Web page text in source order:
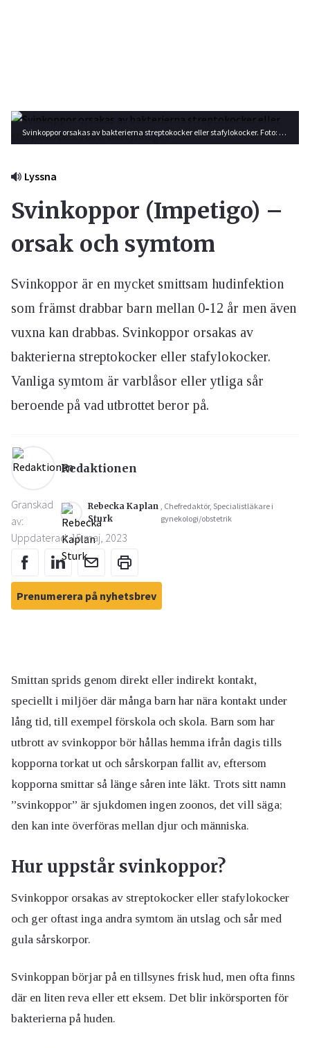
Svinkoppor orsakas av bakterierna streptokocker eller stafylokocker. Foto: GettyImages
Lyssna
Svinkoppor (Impetigo) –
orsak och symtom
Svinkoppor är en mycket smittsam hudinfektion
som främst drabbar barn mellan 0-12 år men även
vuxna kan drabbas. Svinkoppor orsakas av
bakterierna streptokocker eller stafylokocker.
Vanliga symtom är varblåsor eller ytliga sår
beroende på vad utbrottet beror på.
Redaktionen
Granskad
av:
Rebecka Kaplan
Sturk
, Chefredaktör, Specialistläkare i
gynekologi/obstetrik
Uppdaterad: 15 maj, 2023
Prenumerera på nyhetsbrev
Smittan sprids genom direkt eller indirekt kontakt,
speciellt i miljöer där många barn har nära kontakt under
lång tid, till exempel förskola och skola. Barn som har
utbrott av svinkoppor bör hållas hemma ifrån dagis tills
kopporna torkat ut och sårskorpan fallit av, eftersom
kopporna smittar så länge såren inte läkt. Trots sitt namn
”svinkoppor” är sjukdomen ingen zoonos, det vill säga;
den kan inte överföras mellan djur och människa.
Hur uppstår svinkoppor?
Svinkoppor orsakas av streptokocker eller stafylokocker
och ger oftast inga andra symtom än utslag och sår med
gula sårskorpor.
Svinkoppan börjar på en tillsynes frisk hud, men ofta finns
där en liten reva eller ett eksem. Det blir inkörsporten för
bakterierna på huden.